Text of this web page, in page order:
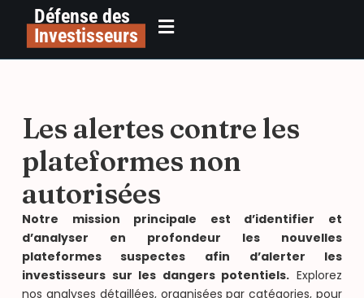
Défense des
Investisseurs
Les alertes contre les
plateformes non
autorisées
Notre mission principale est d’identifier et
d’analyser en profondeur les nouvelles
plateformes suspectes afin d’alerter les
investisseurs sur les dangers potentiels. Explorez
nos analyses détaillées, organisées par catégories, pour